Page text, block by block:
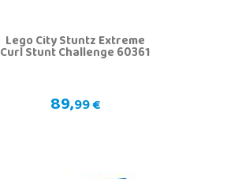
Lego City Stuntz Extreme
Curl Stunt Challenge 60361
89,99 €